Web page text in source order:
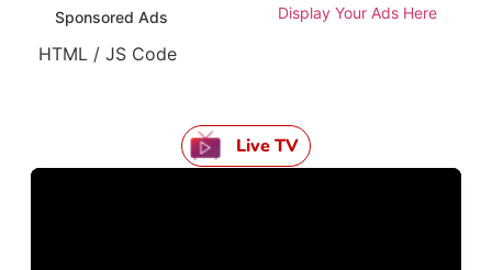
Sponsored Ads Display Your Ads Here
HTML / JS Code
Live TV